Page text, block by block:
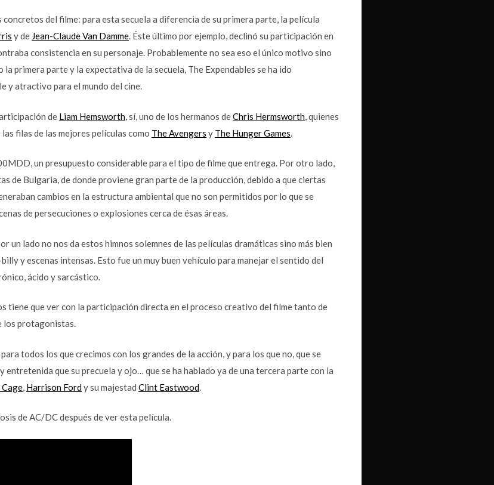
del filme: para esta secuela a diferencia de su primera parte, la película
y de Jean-Claude Van Damme. Éste último por ejemplo, declinó su participación en
consistencia en su personaje. Probablemente no sea eso el único motivo sino
la primera parte y la expectativa de la secuela, The Expendables se ha ido
y atractivo para el mundo del cine.
de Liam Hemsworth, sí, uno de los hermanos deChris Hermsworth, quienes
filas de las mejores películas como The Avengers y The Hunger Games.
un presupuesto considerable para el tipo de filme que entrega. Por otro lado,
de Bulgaria, de donde proviene gran parte de la producción, debido a que ciertas
cambios en la estructura ambiental que no son permitidos por lo que se
de persecuciones o explosiones cerca de ésas áreas.
un lado no nos da estos himnos solemnes de las películas dramáticas sino más bien
y escenas intensas. Esto fue un muy buen vehículo para manejar el sentido del
ácido y sarcástico.
tiene que ver con la participación directa en el proceso creativo del filme tanto de
los protagonistas.
todos los que crecimos con los grandes de la acción, y para los que no, que se
entretenida que su precuela y ojo… que se ha hablado ya de una tercera parte con la
, Harrison Fordy su majestad Clint Eastwood.
de AC/DC después de ver esta película.